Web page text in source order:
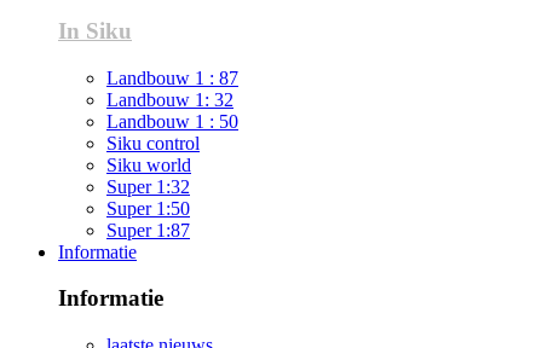
In Siku
Landbouw 1 : 87
Landbouw 1: 32
Landbouw 1 : 50
Siku control
Siku world
Super 1:32
Super 1:50
Super 1:87
Informatie
Informatie